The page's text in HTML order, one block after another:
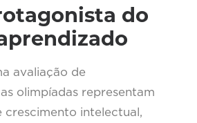
do
avaliação de
olimpíadas representam
crescimento intelectual,